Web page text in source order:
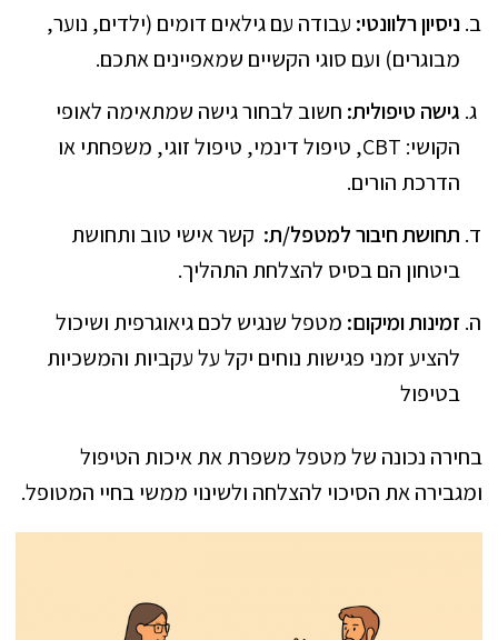
ניסיון רלוונטי: עבודה עם גילאים דומים (ילדים, נוער,
מבוגרים) ועם סוגי הקשיים שמאפיינים אתכם.
גישה טיפולית: חשוב לבחור גישה שמתאימה לאופי
הקושי: CBT, טיפול דינמי, טיפול זוגי, משפחתי או
הדרכת הורים.
תחושת חיבור למטפל/ת: קשר אישי טוב ותחושת
ביטחון הם בסיס להצלחת התהליך.
זמינות ומיקום: מטפל שנגיש לכם גיאוגרפית ושיכול
להציע זמני פגישות נוחים יקל על עקביות והמשכיות
בטיפול
בחירה נכונה של מטפל משפרת את איכות הטיפול
ומגבירה את הסיכוי להצלחה ולשינוי ממשי בחיי המטופל.